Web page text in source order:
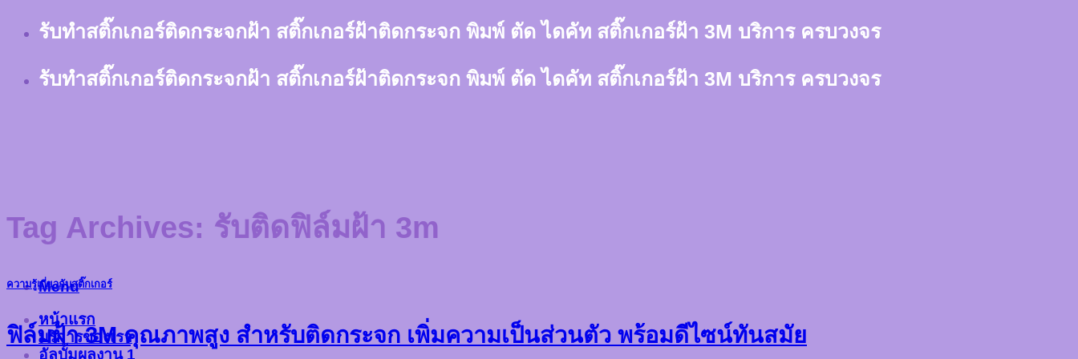
รับทำสติ๊กเกอร์ติดกระจกฝ้า สติ๊กเกอร์ฝ้าติดกระจก พิมพ์ ตัด ไดคัท สติ๊กเกอร์ฝ้า 3M บริการ ครบวงจร
รับทำสติ๊กเกอร์ติดกระจกฝ้า สติ๊กเกอร์ฝ้าติดกระจก พิมพ์ ตัด ไดคัท สติ๊กเกอร์ฝ้า 3M บริการ ครบวงจร
Menu
หน้าแรก
บริการของเรา
อัลบั้มผลงาน 1
Tag Archives: รับติดฟิล์มฝ้า 3m
ความรู้เกี่ยวกับสติ๊กเกอร์
ฟิล์มฝ้า 3M คุณภาพสูง สำหรับติดกระจก เพิ่มความเป็นส่วนตัว พร้อมดีไซน์ทันสมัย